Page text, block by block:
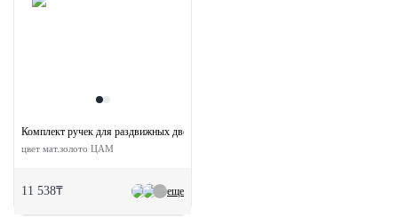
еще
Комплект ручек для раздвижных дверей MHS150 L SG с замком
цвет мат.золото ЦАМ
11 538₸